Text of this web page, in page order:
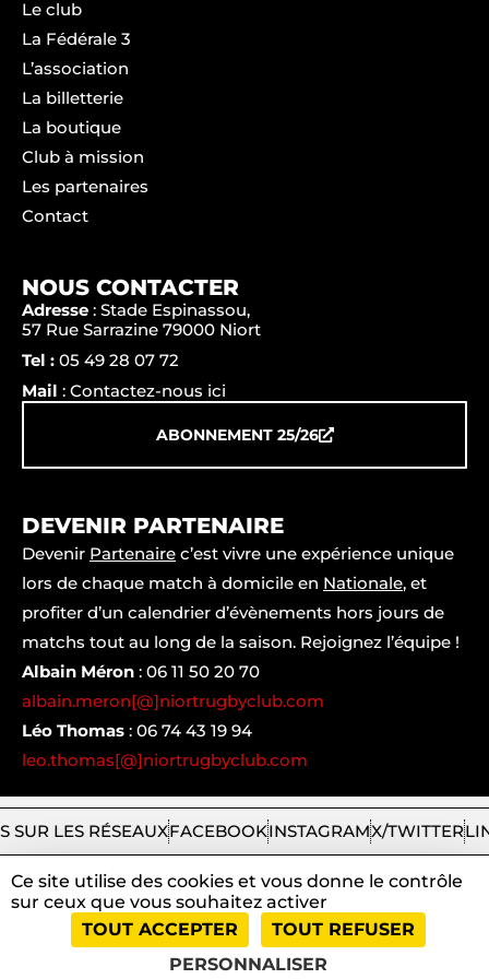
Le club
La Fédérale 3
L’association
La billetterie
La boutique
Club à mission
Les partenaires
Contact
NOUS CONTACTER
Adresse : Stade Espinassou,
57 Rue Sarrazine 79000 Niort
Tel : 05 49 28 07 72
Mail : Contactez-nous ici
ABONNEMENT 25/26
DEVENIR PARTENAIRE
Devenir Partenaire c’est vivre une expérience unique
lors de chaque match à domicile en Nationale, et
profiter d’un calendrier d’évènements hors jours de
matchs tout au long de la saison. Rejoignez l’équipe !
Albain Méron : 06 11 50 20 70
albain.meron[@]niortrugbyclub.com
Léo Thomas : 06 74 43 19 94
leo.thomas[@]niortrugbyclub.com
SUR LES RÉSEAUXFACEBOOKINSTAGRAMX/TWITTER
Niort
2026
|Mentions
|Tous
|
Ce site utilise des cookies et vous donne le contrôle
sur ceux que vous souhaitez activer
TOUT ACCEPTER
TOUT REFUSER
PERSONNALISER